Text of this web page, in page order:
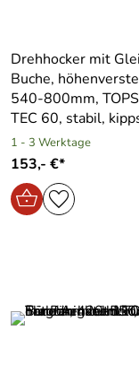
Drehhocker mit
Buche,
540-800mm,
TEC 60, stabil,
1 - 3 Werktage
153,- €*